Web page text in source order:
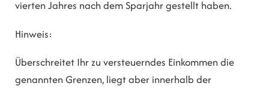
vierten Jahres nach dem Sparjahr gestellt haben.
Hinweis:
Überschreitet Ihr zu versteuerndes Einkommen die
genannten Grenzen, liegt aber innerhalb der